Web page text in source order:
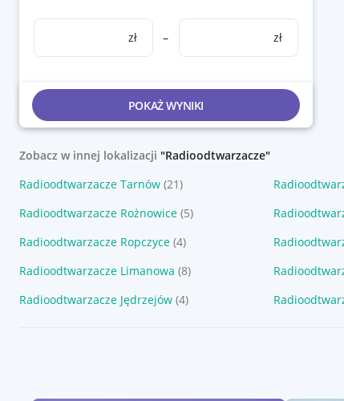
zł – zł
POKAŻ WYNIKI
Zobacz w innej lokalizacji "Radioodtwarzacze"
Radioodtwarzacze Tarnów (21)
Radioodtwarzacze Rożnowice (5)
Radioodtwarzacze Ropczyce (4)
Radioodtwarzacze Limanowa (8)
Radioodtwarzacze Jędrzejów (4)